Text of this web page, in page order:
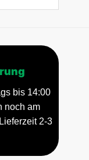
bis 14:00
noch am
2-3